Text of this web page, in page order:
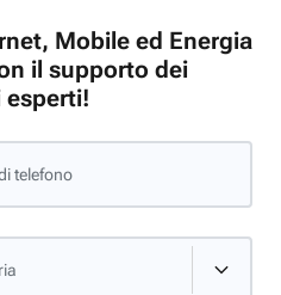
Mobile ed Energia
il supporto dei
esperti!
telefono